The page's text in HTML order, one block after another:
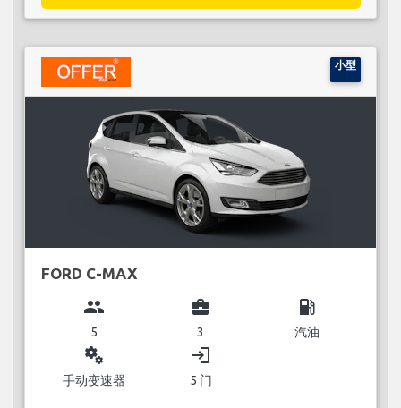
小型
FORD C-MAX
group
5
business_center
3
local_gas_station
汽油
miscellaneous_services
手动变速器
login
5 门